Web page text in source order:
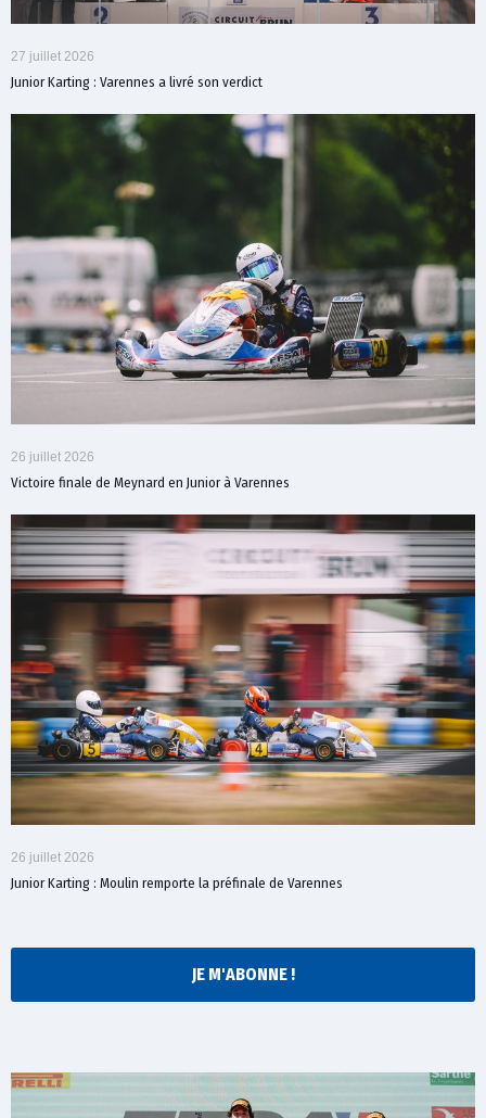
27 juillet 2026
Junior Karting : Varennes a livré son verdict
26 juillet 2026
Victoire finale de Meynard en Junior à Varennes
26 juillet 2026
Junior Karting : Moulin remporte la préfinale de Varennes
JE M'ABONNE !